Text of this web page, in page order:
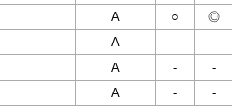
A ○ ◎
A - -
A - -
A - -